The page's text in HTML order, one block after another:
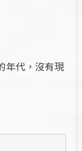
年代，沒有現